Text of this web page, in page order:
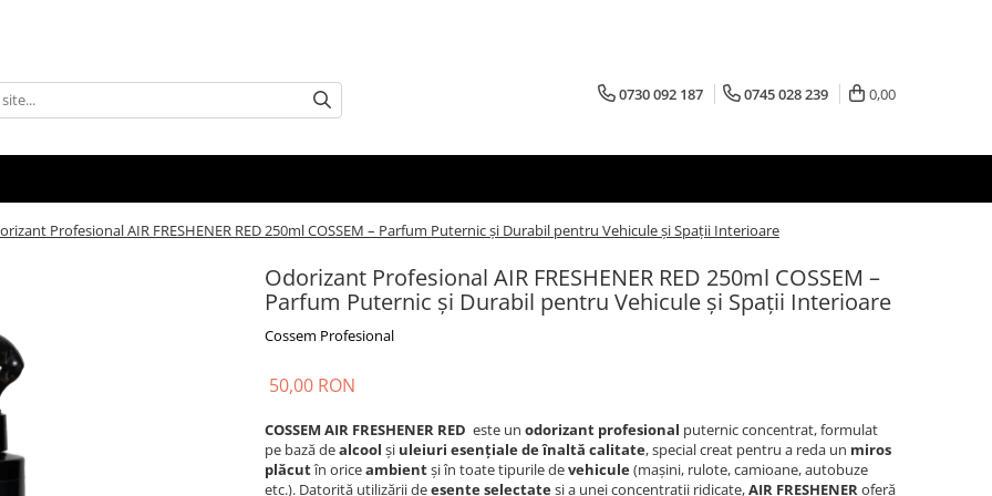
0730 092 187 0745 028 239 0,00
Profesional AIR FRESHENER RED 250ml COSSEM – Parfum Puternic și Durabil pentru Vehicule și Spații Interioare
Odorizant Profesional AIR FRESHENER RED 250ml COSSEM –
Parfum Puternic și Durabil pentru Vehicule și Spații Interioare
Cossem Profesional
50,00 RON
COSSEM AIR FRESHENER RED este un odorizant profesional puternic concentrat, formulat
pe bază dealcool și uleiuri esențiale de înaltă calitate, special creat pentru a reda un miros
plăcutîn oriceambientși în toate tipurile devehicule(mașini, rulote, camioane, autobuze
etc.). Datorită utilizării deesențe selectateși a unei concentrații ridicate,AIR FRESHENERoferă